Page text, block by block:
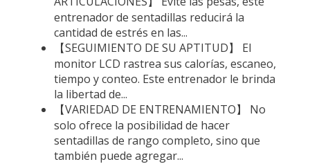
entrenador de sentadillas reducirá la
cantidad de estrés en las...
【SEGUIMIENTO DE SU APTITUD】 El
monitor LCD rastrea sus calorías, escaneo,
tiempo y conteo. Este entrenador le brinda
la libertad de...
【VARIEDAD DE ENTRENAMIENTO】 No
solo ofrece la posibilidad de hacer
sentadillas de rango completo, sino que
también puede agregar...